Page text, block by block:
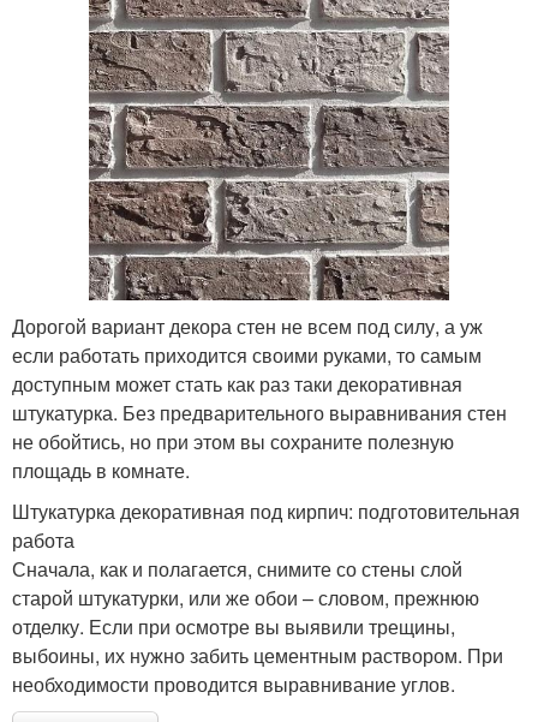
Дорогой вариант декора стен не всем под силу, а уж
если работать приходится своими руками, то самым
доступным может стать как раз таки декоративная
штукатурка. Без предварительного выравнивания стен
не обойтись, но при этом вы сохраните полезную
площадь в комнате.
Штукатурка декоративная под кирпич: подготовительная
работа
Сначала, как и полагается, снимите со стены слой
старой штукатурки, или же обои – словом, прежнюю
отделку. Если при осмотре вы выявили трещины,
выбоины, их нужно забить цементным раствором. При
необходимости проводится выравнивание углов.